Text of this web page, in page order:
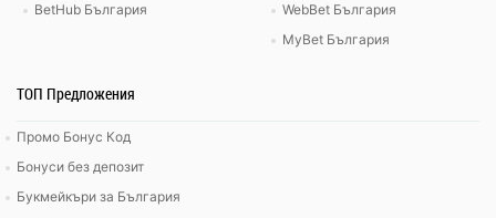
BetHub България
WebBet България
MyBet България
ТОП Предложения
Промо Бонус Код
Бонуси без депозит
Букмейкъри за България